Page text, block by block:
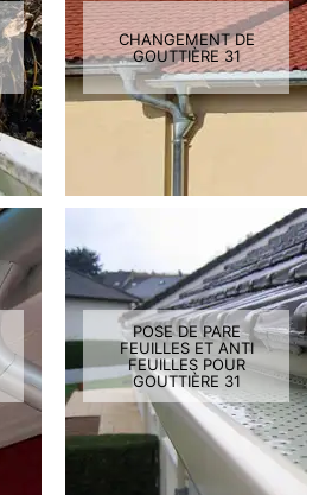
CHANGEMENT DE
GOUTTIÈRE 31
POSE DE PARE
FEUILLES ET ANTI
FEUILLES POUR
GOUTTIÈRE 31